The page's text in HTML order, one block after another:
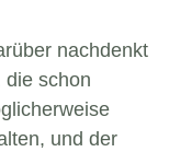
nachdenkt
die schon
und der